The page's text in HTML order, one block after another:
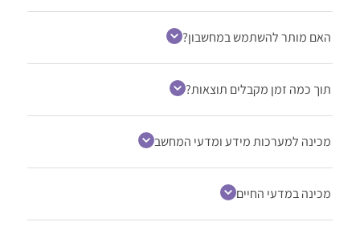
האם מותר להשתמש במחשבון?
תוך כמה זמן מקבלים תוצאות?
מכינה למערכות מידע ומדעי המחשב
מכינה במדעי החיים